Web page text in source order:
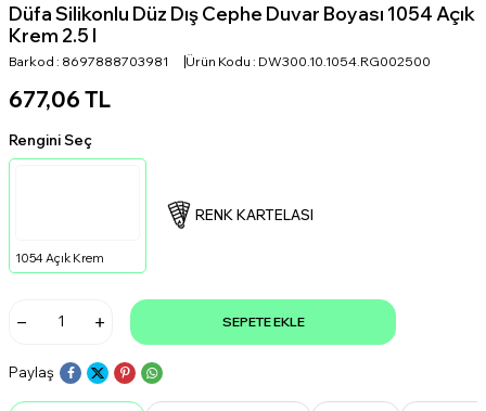
Düfa Silikonlu Düz Dış Cephe Duvar Boyası 1054 Açık
Krem 2.5 l
Barkod : 8697888703981 Ürün Kodu : DW300.10.1054.RG002500
677,06 TL
Rengini Seç
1054 Açık Krem
RENK KARTELASI
SEPETE EKLE
Paylaş